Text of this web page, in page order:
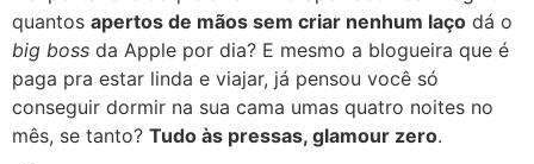
quantos apertos de mãos sem criar nenhum laço dá o
big boss da Apple por dia? E mesmo a blogueira que é
paga pra estar linda e viajar, já pensou você só
conseguir dormir na sua cama umas quatro noites no
mês, se tanto? Tudo às pressas, glamour zero.